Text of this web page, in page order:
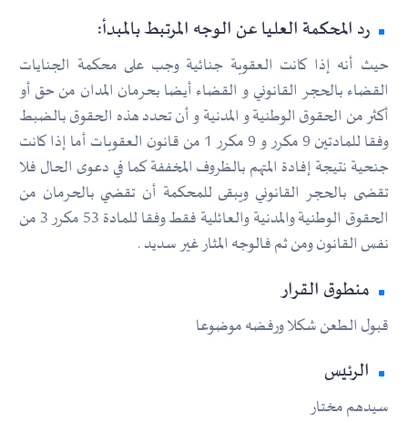
رد المحكمة العليا عن الوجه المرتبط بالمبدأ:
حيث أنه إذا كانت العقوبة جنائية وجب على محكمة الجنايات
القضاء بالحجر القانوني و القضاء أيضا بحرمان المدان من حق أو
أكثر من الحقوق الوطنية و المدنية و أن تحدد هذه الحقوق بالضبط
وفقا للمادتين 9 مكرر و 9 مكرر 1 من قانون العقوبات أما إذا كانت
جنحية نتيجة إفادة المتهم بالظروف المخففة كما في دعوى الحال فلا
تقضى بالحجر القانوني ويبقى للمحكمة أن تقضي بالحرمان من
الحقوق الوطنية والمدنية والعائلية فقط وفقا للمادة 53 مكرر 3 من
نفس القانون ومن ثم فالوجه المثار غير سديد .
منطوق القرار
قبول الطعن شكلا ورفضه موضوعا
الرئيس
سيدهم مختار